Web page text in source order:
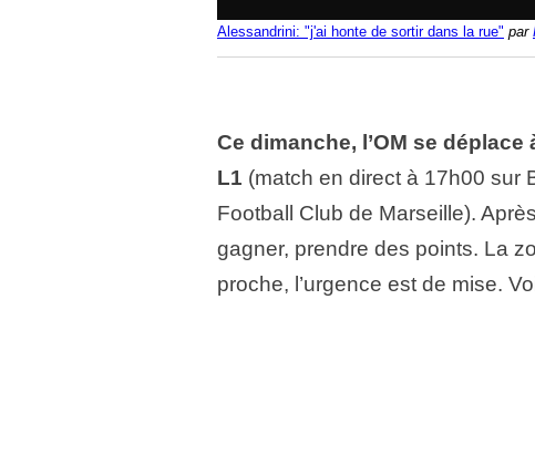
Alessandrini: "j'ai honte de sortir dans la rue" par
Ce dimanche, l’OM se
L1 (match en direct à 17h00 sur
Football Club de Marseille).
gagner, prendre des points. La
proche, l’urgence est de mise.